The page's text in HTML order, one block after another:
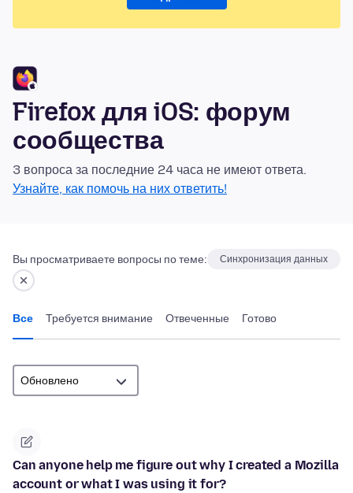
Firefox для iOS: форум
сообщества
3 вопроса за последние 24 часа не имеют ответа.
Узнайте, как помочь на них ответить!
Вы просматриваете вопросы по теме: Синхронизация данных
Все Требуется внимание Отвеченные Готово
Can anyone help me figure out why I created a Mozilla
account or what I was using it for?